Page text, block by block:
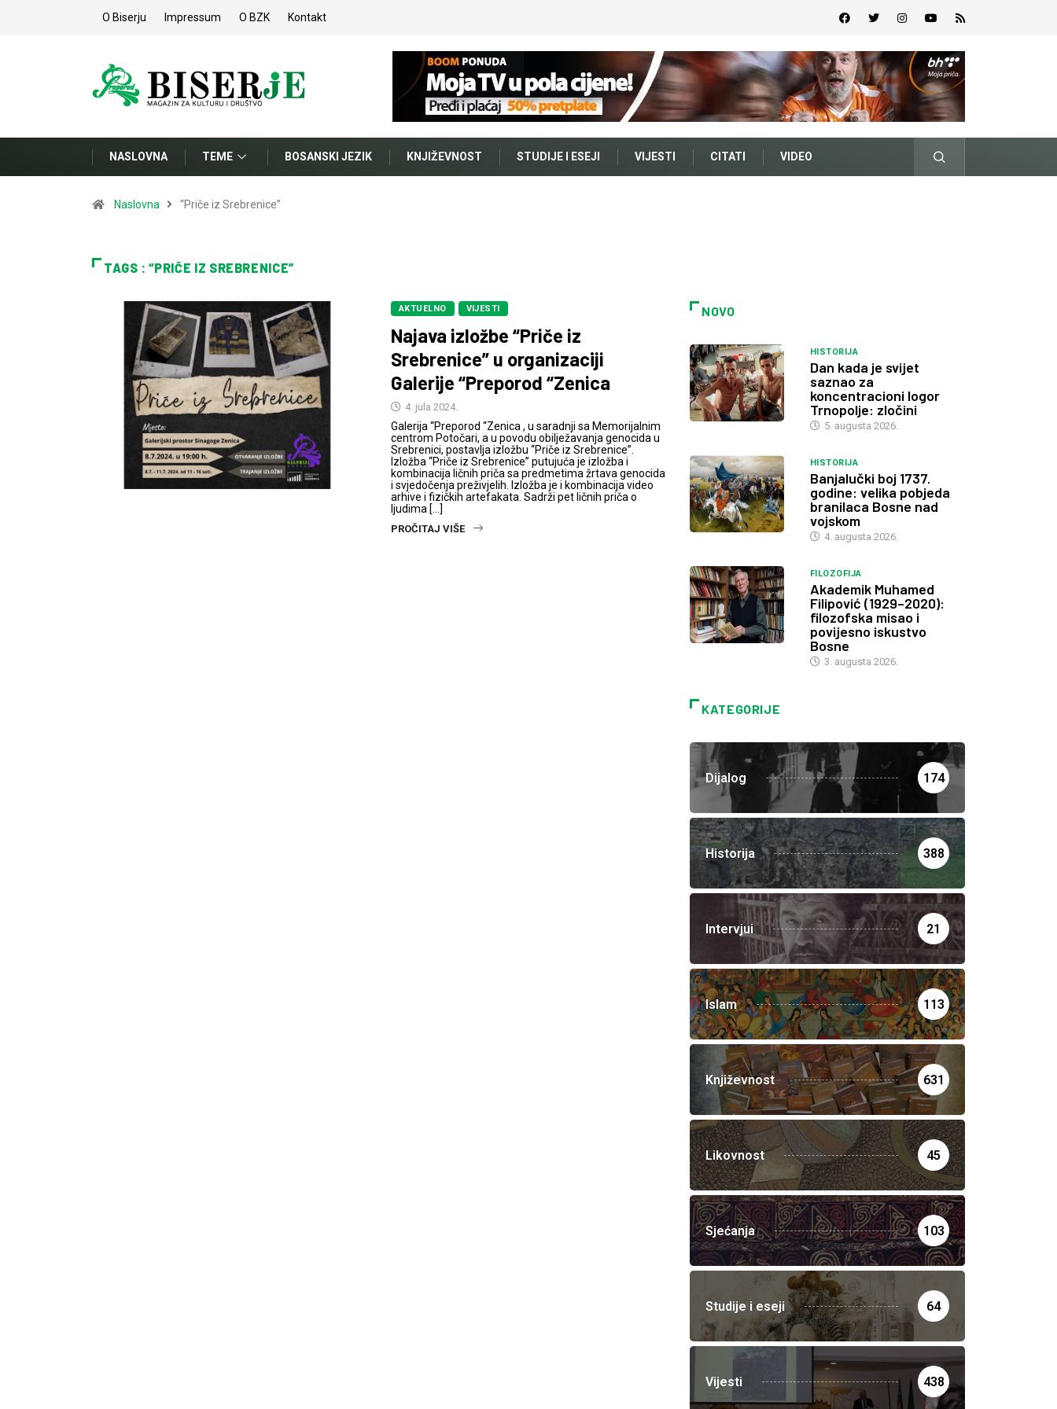
O Biserju Impressum O BZK Kontakt
NASLOVNA TEME BOSANSKI JEZIK KNJIŽEVNOST STUDIJE I ESEJI VIJESTI CITATI VIDEO
Naslovna “Priče iz Srebrenice”
TAGS : “PRIČE IZ SREBRENICE”
AKTUELNO VIJESTI
Najava izložbe “Priče iz
Srebrenice” u organizaciji
Galerije “Preporod “Zenica
4. jula 2024.
Galerija “Preporod “Zenica , u saradnji sa Memorijalnim
centrom Potočari, a u povodu obilježavanja genocida u
Srebrenici, postavlja izložbu “Priče iz Srebrenice”.
Izložba “Priče iz Srebrenice” putujuća je izložba i
kombinacija ličnih priča sa predmetima žrtava genocida
i svjedočenja preživjelih. Izložba je i kombinacija video
arhive i fizičkih artefakata. Sadrži pet ličnih priča o
ljudima […]
PROČITAJ VIŠE
NOVO
HISTORIJA
Dan kada je svijet
saznao za
koncentracioni logor
Trnopolje: zločini
5. augusta 2026.
HISTORIJA
Banjalučki boj 1737.
godine: velika pobjeda
branilaca Bosne nad
vojskom
4. augusta 2026.
FILOZOFIJA
Akademik Muhamed
Filipović (1929–2020):
filozofska misao i
povijesno iskustvo
Bosne
3. augusta 2026.
KATEGORIJE
Dijalog 174
Historija 388
Intervjui 21
Islam 113
Književnost 631
Likovnost 45
Sjećanja 103
Studije i eseji 64
Vijesti 438